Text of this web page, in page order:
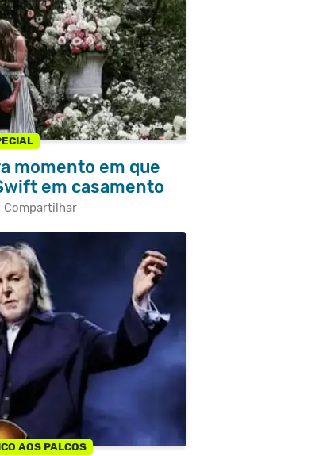
momento em que
em casamento
Compartilhar
AOS PALCOS